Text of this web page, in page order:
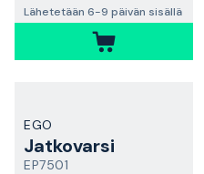
Lähetetään 6-9 päivän sisällä
EGO
Jatkovarsi
EP7501